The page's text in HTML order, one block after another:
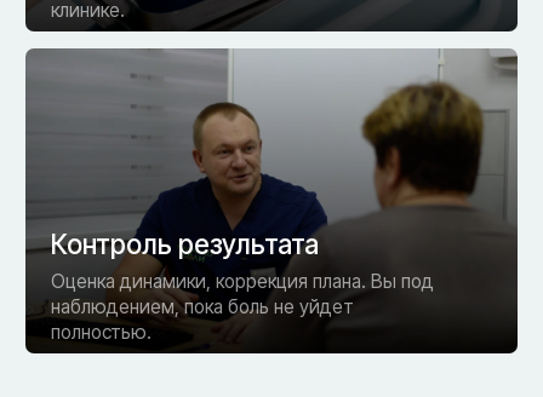
Не является публичной офертой. Точную
стоимость уточняйте у администраторов
Выберите свою программу
— или запишитесь на
прием, и врач подберёт
оптимальный план